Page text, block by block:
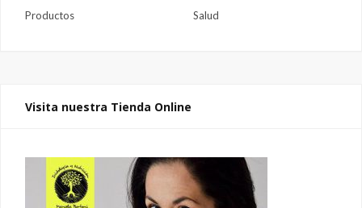
Productos Salud
Visita nuestra Tienda Online